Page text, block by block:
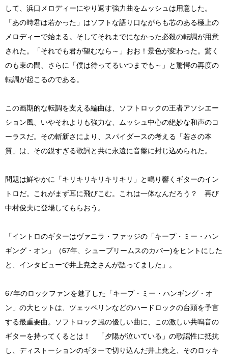
して、浜口メロディーにやり返す強力曲をムッシュは用意した。
「あの時君は若かった」はソフトな語り口ながらも芯のある極上の
メロディーで始まる。そしてそれまでになかった必殺の転調が用意
された。「それでも君が望むなら～」おお！景色が変わった。驚く
のも束の間、さらに「僕は待ってるいつまでも～」と驚愕の再度の
転調が起こるのである。
この画期的な転調を支える編曲は、ソフトロックの王者アソシエー
ション風、いやそれよりも強力な、ムッシュ中心の絶妙な和声のコ
ーラスだ。その斬新さにより、スパイダースの考える「若さの本
質」は、その鋭すぎる歌詞と共に永遠に音盤に封じ込められた。
問題は鮮やかに「キリキリキリキリキリ」と鳴り響くギターのイン
トロだ。これがまず耳に飛びこむ。これは一体なんだろう？ 再び
中村俊夫に登場してもらおう。
「イントロのギターはヴァニラ・ファッジの「キープ・ミー・ハン
ギング・オン」（67年、シュープリームスのカバー)をヒントにした
と、インタビューで井上尭之さんが語ってました」。
67年のロックファンを魅了した「キープ・ミー・ハンギング・オ
ン」の大ヒットは、ツェッペリンなどのハードロックの台頭を予言
する最重要曲。ソフトロック風の優しい曲に、この激しい共鳴音の
ギターを持ってくるとは！ 「夕陽が泣いている」の歌謡性に抵抗
し、ディストーションのギターで切り込んだ井上尭之、そのロッキ